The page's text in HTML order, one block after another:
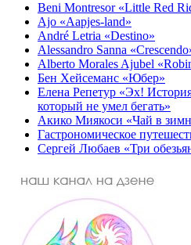
Beni Montresor «Little Red
Ajo «Aapjes-land»
André Letria «Destino»
Alessandro Sanna
Alberto Morales Ajubel
Бен Хейсеманс «Юбер»
Елена Репетур «Эх!
который не умел бегать»
Акико Миякоси «Чай в
Гастрономическое
Сергей Любаев «Три